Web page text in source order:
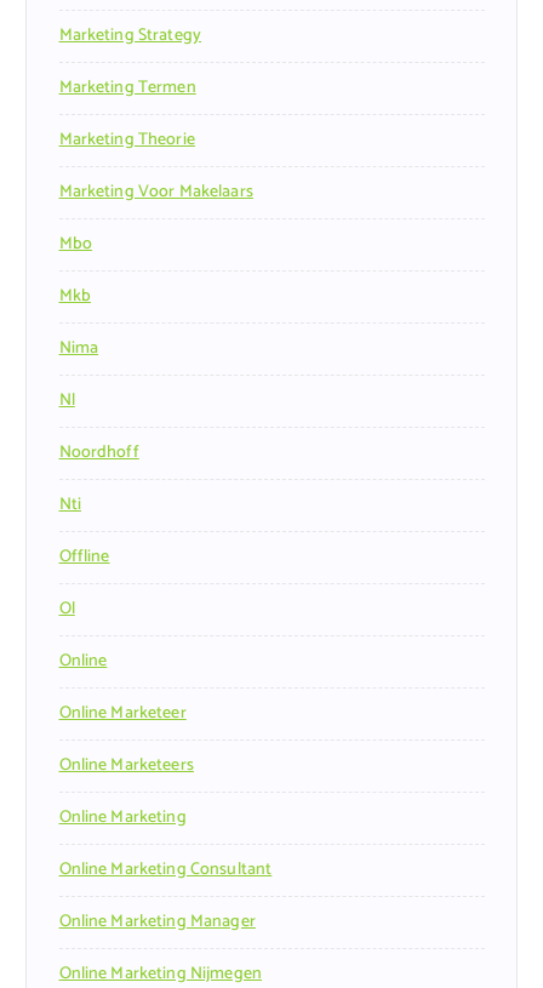
Marketing Strategy
Marketing Termen
Marketing Theorie
Marketing Voor Makelaars
Mbo
Mkb
Nima
Nl
Noordhoff
Nti
Offline
Ol
Online
Online Marketeer
Online Marketeers
Online Marketing
Online Marketing Consultant
Online Marketing Manager
Online Marketing Nijmegen